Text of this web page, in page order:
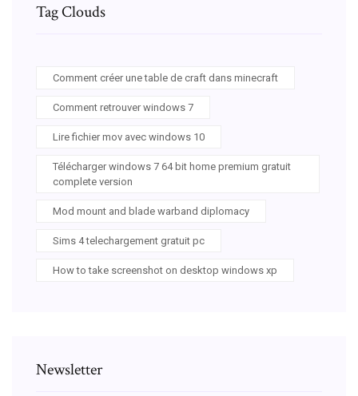
Tag Clouds
Comment créer une table de craft dans minecraft
Comment retrouver windows 7
Lire fichier mov avec windows 10
Télécharger windows 7 64 bit home premium gratuit
complete version
Mod mount and blade warband diplomacy
Sims 4 telechargement gratuit pc
How to take screenshot on desktop windows xp
Newsletter